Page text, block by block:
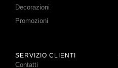
Decorazioni
Promozioni
SERVIZIO CLIENTI
Contatti